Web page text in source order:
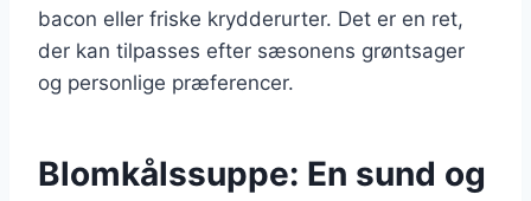
bacon eller friske krydderurter. Det er en ret,
der kan tilpasses efter sæsonens grøntsager
og personlige præferencer.
Blomkålssuppe: En sund og